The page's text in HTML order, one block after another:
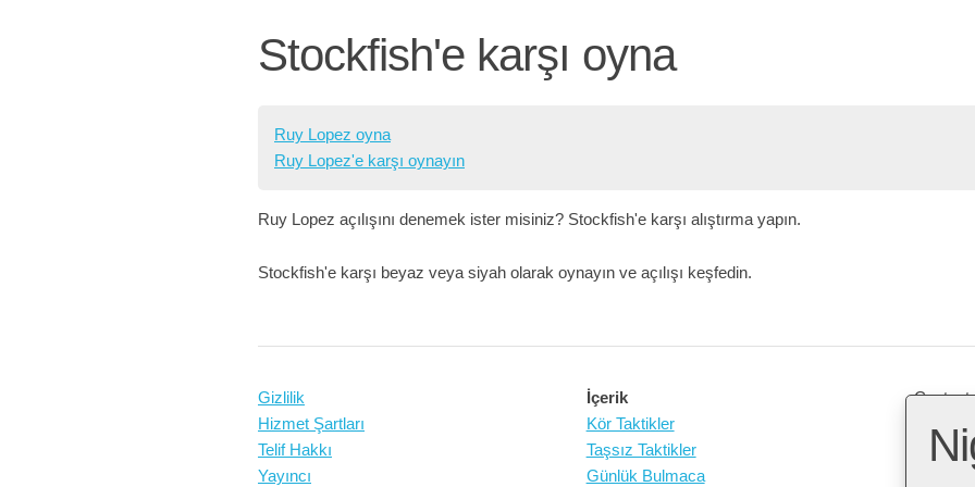
Stockfish'e karşı oyna
Ruy Lopez oyna
Ruy Lopez'e karşı oynayın
Ruy Lopez açılışını denemek ister misiniz? Stockfish'e karşı alıştırma yapın.
Stockfish'e karşı beyaz veya siyah olarak oynayın ve açılışı keşfedin.
Gizlilik
Hizmet Şartları
Telif Hakkı
Yayıncı
İçerik
Kör Taktikler
Taşsız Taktikler
Günlük Bulmaca
Contact
Open